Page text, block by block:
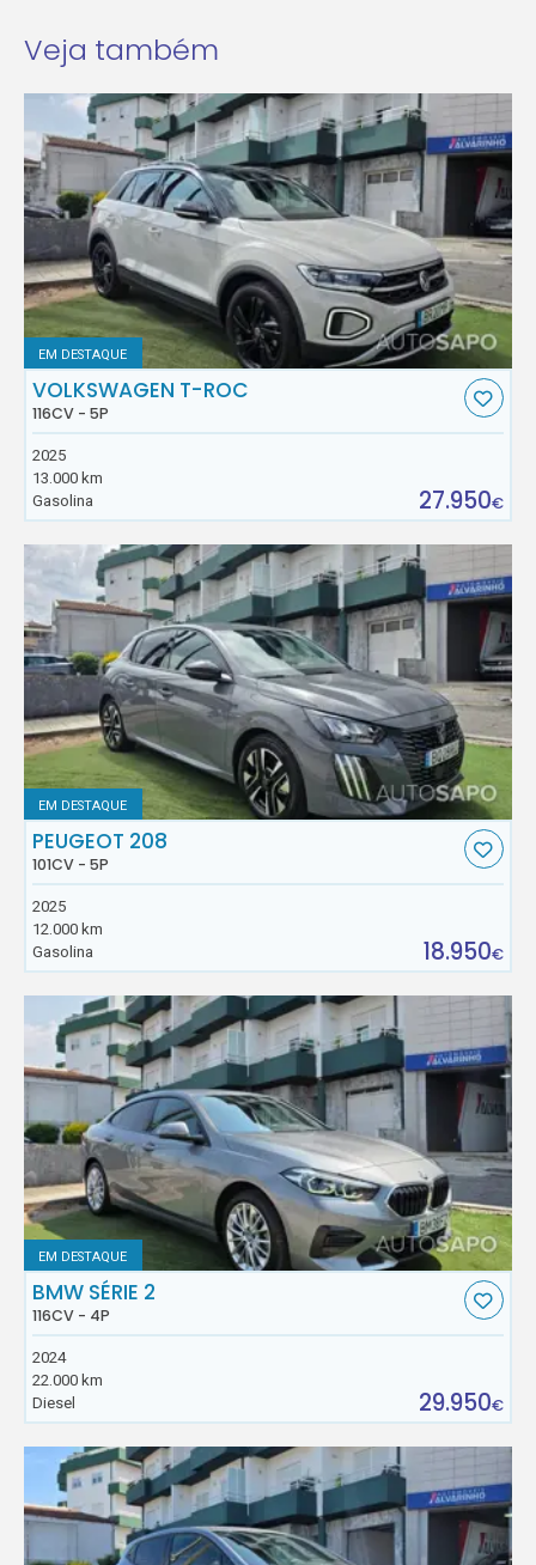
Veja também
EM DESTAQUE
VOLKSWAGEN T-ROC
116CV - 5P
2025
13.000 km
Gasolina
27.950€
EM DESTAQUE
PEUGEOT 208
101CV - 5P
2025
12.000 km
Gasolina
18.950€
EM DESTAQUE
BMW SÉRIE 2
116CV - 4P
2024
22.000 km
Diesel
29.950€